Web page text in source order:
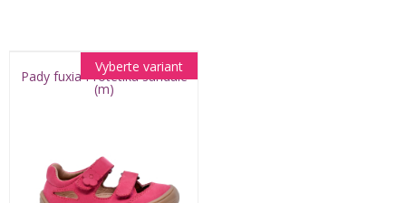
Pady fuxia Protetika sandále
(m)
Vyberte variant